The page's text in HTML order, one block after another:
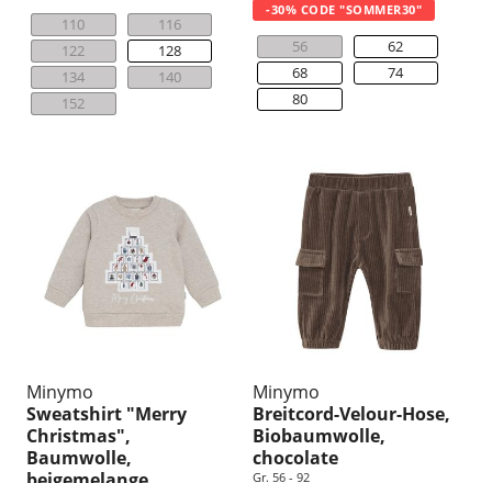
110
116
122
128
134
140
152
-30% CODE "SOMMER30"
56
62
68
74
80
Minymo
Sweatshirt "Merry
Christmas",
Baumwolle,
Minymo
Breitcord-Velour-Hose,
Biobaumwolle,
chocolate
Gr. 56 - 92